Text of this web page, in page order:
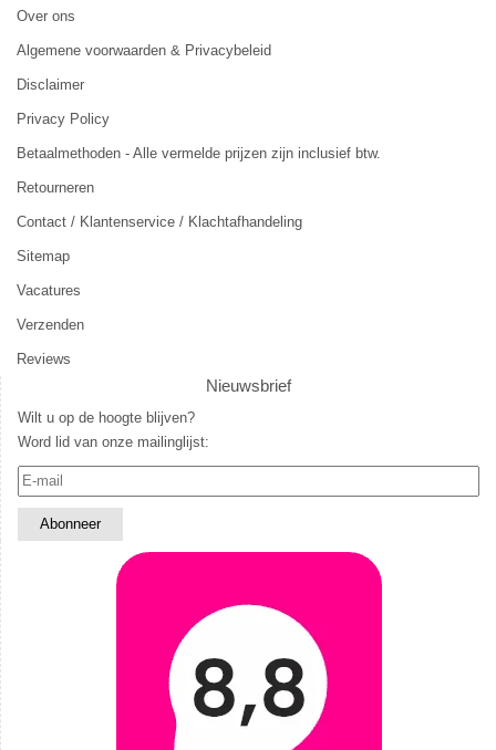
Over ons
Algemene voorwaarden & Privacybeleid
Disclaimer
Privacy Policy
Betaalmethoden - Alle vermelde prijzen zijn inclusief btw.
Retourneren
Contact / Klantenservice / Klachtafhandeling
Sitemap
Vacatures
Verzenden
Reviews
Nieuwsbrief
Wilt u op de hoogte blijven?
Word lid van onze mailinglijst: